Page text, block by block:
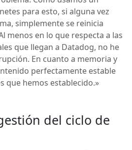
para esto, si alguna vez
simplemente se reinicia
menos en lo que respecta a las
que llegan a Datadog, no he
En cuanto a memoria y
perfectamente estable
que hemos establecido.»
del ciclo de